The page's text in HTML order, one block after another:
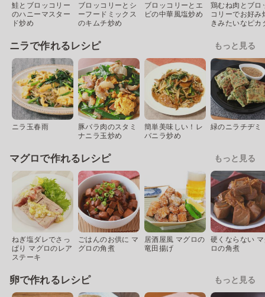
鮭とブロッコリー
のハニーマスター
ド炒め
ブロッコリーとシ
ーフードミックス
のキムチ炒め
ブロッコリーとエ
ビの中華風塩炒め
鶏むね肉とブロ
コリーでお好み
きみたいなピカ
ニラで作れるレシピ もっと見る
ニラ玉春雨
豚バラ肉のスタミ
ナニラ玉炒め
簡単美味しい！レ
バニラ炒め
緑のニラチヂミ
マグロで作れるレシピ もっと見る
ねぎ塩ダレでさっ
ぱり マグロのレア
ステーキ
ごはんのお供に マ
グロの角煮
居酒屋風 マグロの
竜田揚げ
硬くならない
ロの角煮
卵で作れるレシピ もっと見る